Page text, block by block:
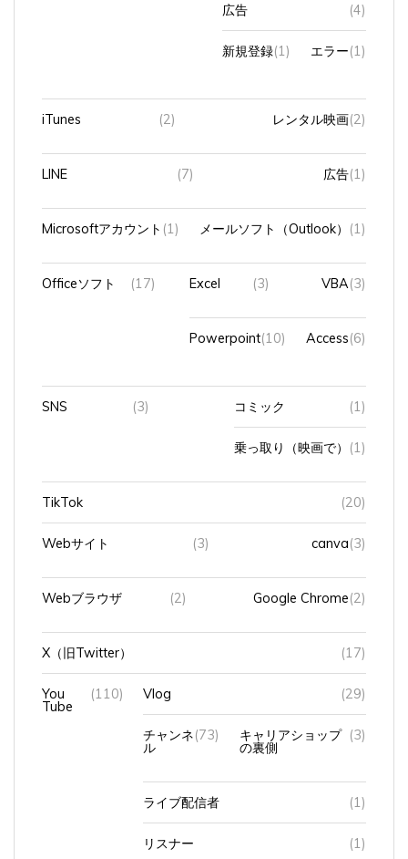
広告 (4)
新規登録(1) エラー(1)
iTunes (2) レンタル映画(2)
LINE (7) 広告(1)
Microsoftアカウント (1) メールソフト（Outlook） (1)
Officeソフト (17) Excel (3) VBA(3)
Powerpoint(10) Access(6)
SNS (3) コミック (1)
乗っ取り（映画で） (1)
TikTok (20)
Webサイト (3) canva(3)
Webブラウザ (2) Google Chrome(2)
X（旧Twitter） (17)
You
Tube
(110) Vlog (29)
チャンネ
ル
(73) キャリアショップ
の裏側
(3)
ライブ配信者 (1)
リスナー (1)